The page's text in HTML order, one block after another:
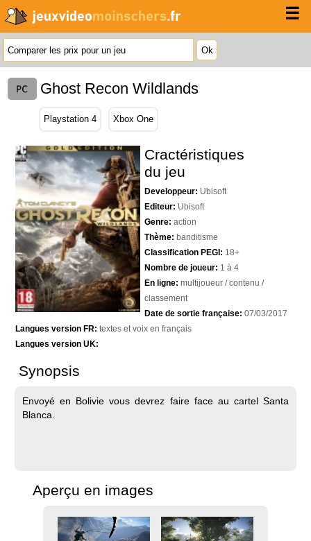
☰
Ghost Recon Wildlands
Playstation 4 Xbox One
Cractéristiques
du jeu
Developpeur: Ubisoft
Editeur: Ubisoft
Genre: action
Thème: banditisme
Classification PEGI: 18+
Nombre de joueur: 1 à 4
En ligne: multijoueur / contenu /
classement
Date de sortie française: 07/03/2017
Langues version FR: textes et voix en français
Langues version UK:
Synopsis
Envoyé en Bolivie vous devrez faire face au cartel Santa
Blanca.
Aperçu en images